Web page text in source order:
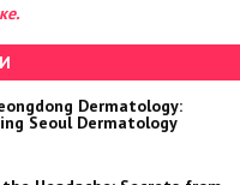
Dermatology:
Seoul Dermatology